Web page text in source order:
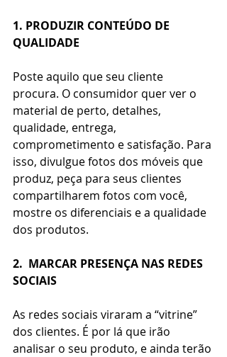
1. PRODUZIR CONTEÚDO DE
QUALIDADE
Poste aquilo que seu cliente
procura. O consumidor quer ver o
material de perto, detalhes,
qualidade, entrega,
comprometimento e satisfação. Para
isso, divulgue fotos dos móveis que
produz, peça para seus clientes
compartilharem fotos com você,
mostre os diferenciais e a qualidade
dos produtos.
2.  MARCAR PRESENÇA NAS REDES
SOCIAIS
As redes sociais viraram a “vitrine”
dos clientes. É por lá que irão
analisar o seu produto, e ainda terão